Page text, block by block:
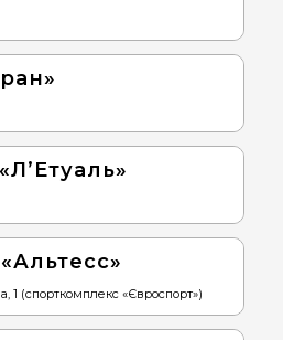
1 (спорткомплекс «Євроспорт»)